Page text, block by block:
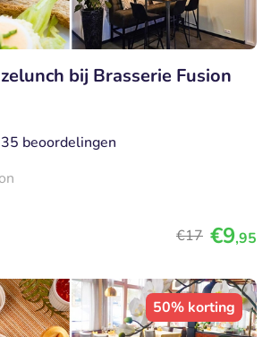
bij Brasserie Fusion
beoordelingen
€17 €9,95
50% korting